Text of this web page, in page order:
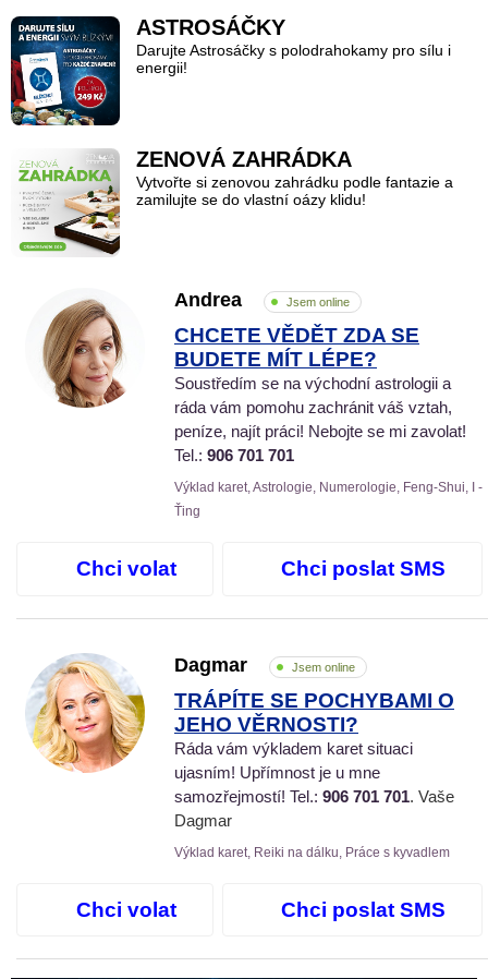
ASTROSÁČKY
Darujte Astrosáčky s polodrahokamy pro sílu i
energii!
ZENOVÁ ZAHRÁDKA
Vytvořte si zenovou zahrádku podle fantazie a
zamilujte se do vlastní oázy klidu!
Andrea Jsem online
CHCETE VĚDĚT ZDA SE
BUDETE MÍT LÉPE?
Soustředím se na východní astrologii a
ráda vám pomohu zachránit váš vztah,
peníze, najít práci! Nebojte se mi zavolat!
Tel.: 906 701 701
Výklad karet, Astrologie, Numerologie, Feng-Shui, I -
Ťing
Chci volat Chci poslat SMS
Dagmar Jsem online
TRÁPÍTE SE POCHYBAMI O
JEHO VĚRNOSTI?
Ráda vám výkladem karet situaci
ujasním! Upřímnost je u mne
samozřejmostí! Tel.: 906 701 701. Vaše
Dagmar
Výklad karet, Reiki na dálku, Práce s kyvadlem
Chci volat Chci poslat SMS